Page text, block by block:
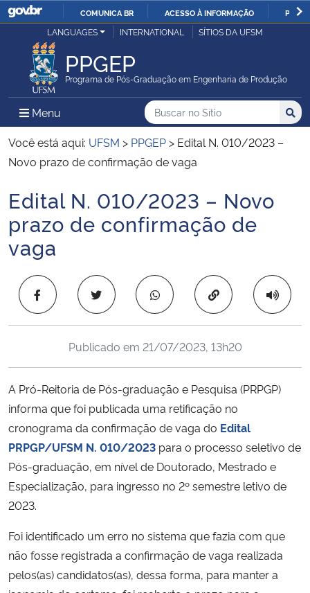
IR
COMUNICA BR ACESSO À INFORMAÇÃO
Ministério da Justiça e Segurança Pública
Ministério da Defesa
Ministério das Relações Exteriores
Ministério da Infraestrutura
Ministério da Agricultura, Pecuária e Abastecimento
Ministério da Educação
Ministério de Minas e Energia
Ministério da Ciência, Tecnologia, Inovações e Comunicações
Ministério do Meio Ambiente
Ministério do Turismo
Ministério do Desenvolvimento Regional
Controladoria-Geral da União
LANGUAGES INTERNATIONAL SÍTIOS DA UFSM
PPGEP
Programa de Pós-Graduação em Engenharia de Produção
Menu Menu Principal do Sítio
Busca
Buscar no no Sítio
Busca:
Você está aqui: UFSM > PPGEP > Edital N. 010/2023 –
Novo prazo de confirmação de vaga
Início do conteúdo
Edital N. 010/2023 – Novo
prazo de confirmação de
vaga
Copiar para área
Publicado em 21/07/2023, 13h20
A Pró-Reitoria de Pós-graduação e Pesquisa (PRPGP)
informa que foi publicada uma retificação no
cronograma da confirmação de vaga do Edital
PRPGP/UFSM N. 010/2023 para o processo seletivo de
Pós-graduação, em nível de Doutorado, Mestrado e
Especialização, para ingresso no 2º semestre letivo de
2023.
Foi identificado um erro no sistema que fazia com que
não fosse registrada a confirmação de vaga realizada
pelos(as) candidatos(as), dessa forma, para manter a